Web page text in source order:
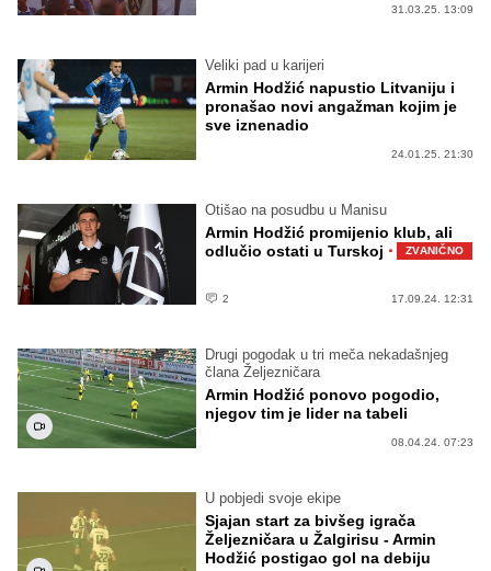
31.03.25. 13:09
Veliki pad u karijeri
Armin Hodžić napustio Litvaniju i
pronašao novi angažman kojim je
sve iznenadio
24.01.25. 21:30
Otišao na posudbu u Manisu
Armin Hodžić promijenio klub, ali
odlučio ostati u Turskoj · ZVANIČNO
2 17.09.24. 12:31
Drugi pogodak u tri meča nekadašnjeg
člana Željezničara
Armin Hodžić ponovo pogodio,
njegov tim je lider na tabeli
08.04.24. 07:23
U pobjedi svoje ekipe
Sjajan start za bivšeg igrača
Željezničara u Žalgirisu - Armin
Hodžić postigao gol na debiju